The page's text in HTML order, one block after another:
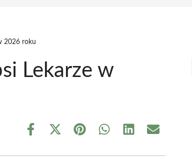
2026 roku
Lekarze w
Share
Share
(Twitter)
Share Share Share Share